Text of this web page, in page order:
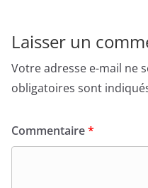
Laisser un
Votre adresse e-mail ne
obligatoires sont
Commentaire*